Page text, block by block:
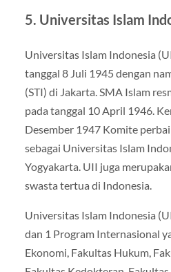
5. Universitas Islam
Universitas Islam Indonesia
tanggal 8 Juli 1945 dengan
(STI) di Jakarta. SMA Islam
pada tanggal 10 April 1946.
Desember 1947 Komite
sebagai Universitas Islam
Yogyakarta. UII juga
swasta tertua di Indonesia.
Universitas Islam Indonesia
dan 1 Program Internasional
Ekonomi, Fakultas Hukum,